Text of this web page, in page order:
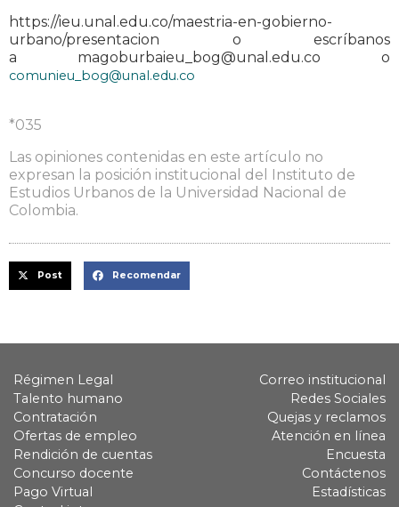
https://ieu.unal.edu.co/maestria-en-gobierno-
urbano/presentacion o escríbanos
a magoburbaieu_bog@unal.edu.co o
comunieu_bog@unal.edu.co
*035
Las opiniones contenidas en este artículo no
expresan la posición institucional del Instituto de
Estudios Urbanos de la Universidad Nacional de
Colombia.
Post Recomendar
Régimen Legal
Talento humano
Contratación
Ofertas de empleo
Rendición de cuentas
Concurso docente
Pago Virtual
Correo institucional
Redes Sociales
Quejas y reclamos
Atención en línea
Encuesta
Contáctenos
Estadísticas